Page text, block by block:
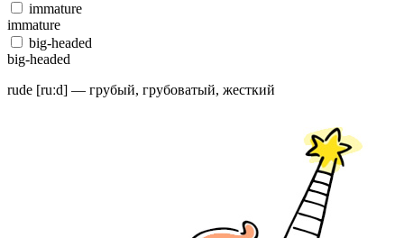
immature
immature
big-headed
big-headed
rude [ruːd] — грубый, грубоватый, жесткий